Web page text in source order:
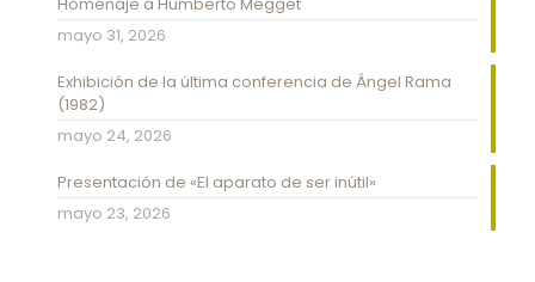
mayo 31, 2026
Exhibición de la última conferencia de Ángel Rama
(1982)
mayo 24, 2026
Presentación de «El aparato de ser inútil»
mayo 23, 2026